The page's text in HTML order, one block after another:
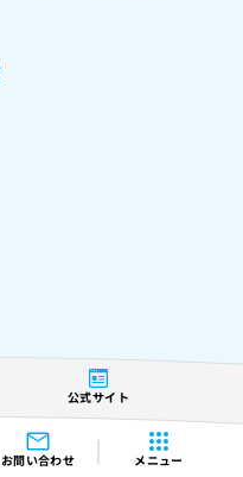
お問い合わせ メニュー
公式サイト